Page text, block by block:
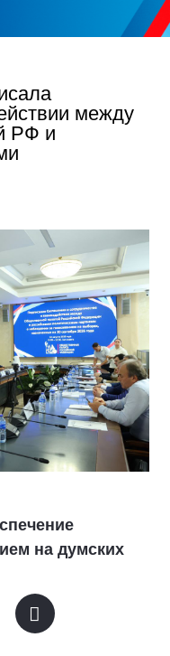
между
РФ и
на думских